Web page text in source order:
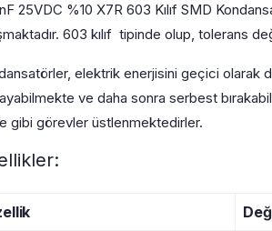
25VDC %10 X7R 603 Kılıf SMD
603 kılıf tipinde olup, tolerans
elektrik enerjisini geçici olarak
ve daha sonra serbest
gibi görevler üstlenmektedirler.